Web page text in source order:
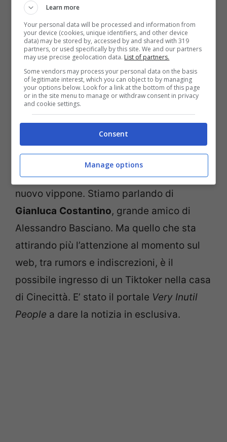
Inizialmente era stata
tramite le sue storie Instagram, ad
annunciare in via ‘ufficiale’ l’ingresso di un
nuovo vippone. Stiamo parlando di
Gianluca Costantino, grande amico di
Alessandro Basciano. Ma quello che sta
attirando più l’attenzione al momento sul
web, tra rumors e indiscrezioni, è il
possibile ingresso di un Tiktoker nella casa
di Cinecittà. E’ stato il portale Very Inutil
People a dare la notizia in esclusiva.
Learn more
Your personal data will be processed and information from
your device (cookies, unique identifiers, and other device
data) may be stored by, accessed by and shared with 319
partners, or used specifically by this site. We and our partners
may use precise geolocation data. List of partners.
Some vendors may process your personal data on the basis
of legitimate interest, which you can object to by managing
your options below. Look for a link at the bottom of this page
or in the site menu to manage or withdraw consent in privacy
and cookie settings.
Consent
Manage options